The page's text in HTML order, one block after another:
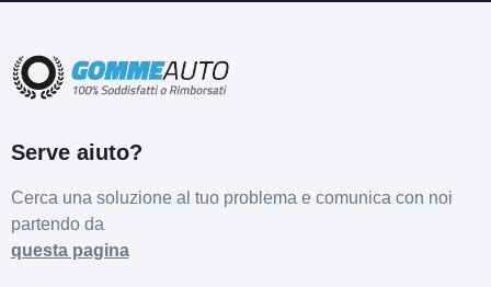
Serve aiuto?
Cerca una soluzione al tuo problema e comunica con noi
partendo da
questa pagina